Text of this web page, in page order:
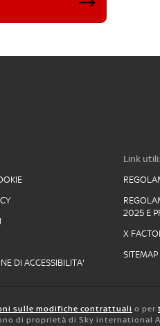
DI ACCESSIBILITA'
Link utili:
2025 E
X
SITEMAP
sulle modifiche contrattuali o per
di proprietà di Sky international